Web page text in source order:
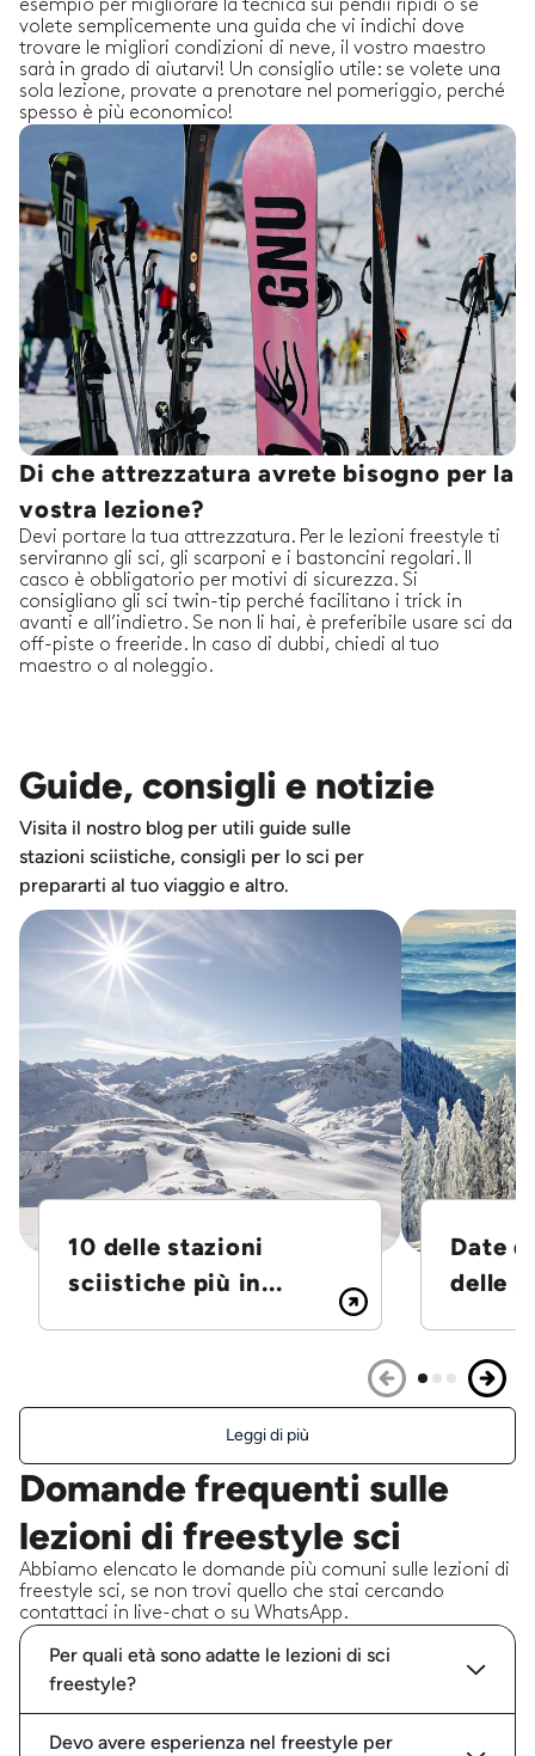
esempio per migliorare la tecnica sui pendii ripidi o se
volete semplicemente una guida che vi indichi dove
trovare le migliori condizioni di neve, il vostro maestro
sarà in grado di aiutarvi! Un consiglio utile: se volete una
sola lezione, provate a prenotare nel pomeriggio, perché
spesso è più economico!
Di che attrezzatura avrete bisogno per la
vostra lezione?
Devi portare la tua attrezzatura. Per le lezioni freestyle ti
serviranno gli sci, gli scarponi e i bastoncini regolari. Il
casco è obbligatorio per motivi di sicurezza. Si
consigliano gli sci twin-tip perché facilitano i trick in
avanti e all’indietro. Se non li hai, è preferibile usare sci da
off-piste o freeride. In caso di dubbi, chiedi al tuo
maestro o al noleggio.
Guide, consigli e notizie
Visita il nostro blog per utili guide sulle
stazioni sciistiche, consigli per lo sci per
prepararti al tuo viaggio e altro.
10 delle stazioni
sciistiche più in...
Date
delle
Leggi di più
Domande frequenti sulle
lezioni di freestyle sci
Abbiamo elencato le domande più comuni sulle lezioni di
freestyle sci, se non trovi quello che stai cercando
contattaci in live-chat o su WhatsApp.
Per quali età sono adatte le lezioni di sci
freestyle?
Devo avere esperienza nel freestyle per